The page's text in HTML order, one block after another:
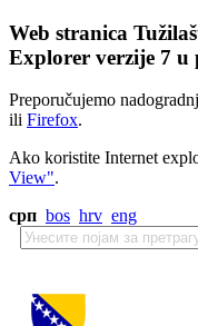
Web stranica
Explorer verzije 7 u
Preporučujemo
ili Firefox.
Ako koristite Internet
View".
срп bos hrv eng